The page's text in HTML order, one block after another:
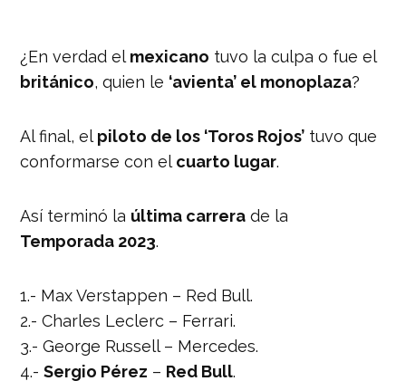
¿En verdad el mexicano tuvo la culpa o fue el
británico, quien le ‘avienta’ el monoplaza?
Al final, el piloto de los ‘Toros Rojos’ tuvo que
conformarse con el cuarto lugar.
Así terminó la última carrera de la
Temporada 2023.
1.- Max Verstappen – Red Bull.
2.- Charles Leclerc – Ferrari.
3.- George Russell – Mercedes.
4.-Sergio Pérez – Red Bull.